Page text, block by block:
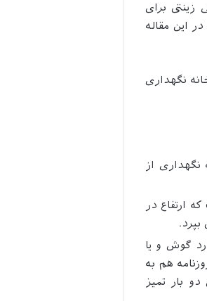
سال 1770 به عنوان حیوانی زینتی برای
این مقاله
نگهداری
از
ارتفاع در
گوش و یا
هم به
بار تمیز